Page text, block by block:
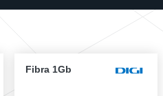
Fibra 1Gb